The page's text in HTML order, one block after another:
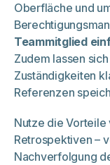
Oberfläche und
Teammitglied
Zudem lassen
Zuständigkeiten
Referenzen
Nutze die
Retrospektiven –
Nachverfolgung